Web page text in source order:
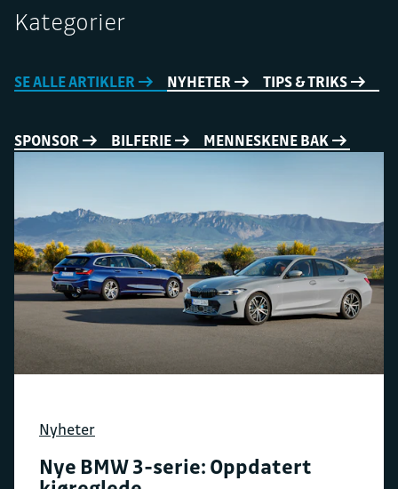
Kategorier
SE ALLE ARTIKLER NYHETER TIPS & TRIKS
SPONSOR BILFERIE MENNESKENE BAK
Nyheter
Nye BMW 3-serie: Oppdatert